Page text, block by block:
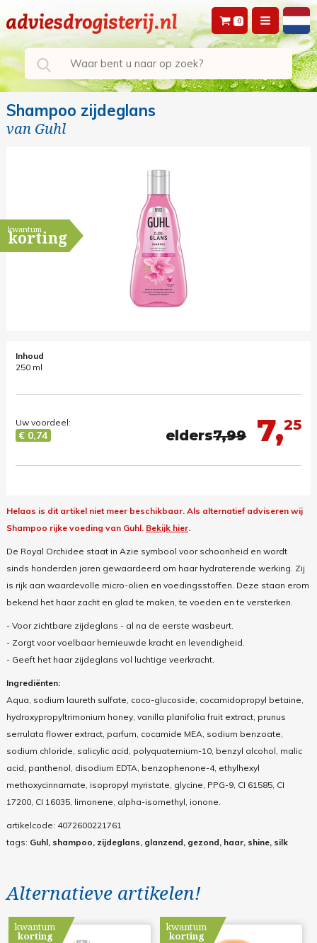
0
Shampoo zijdeglans
van Guhl
kwantum
korting
Inhoud
250 ml
7,25
elders7,99
Uw voordeel:
€ 0,74
Helaas is dit artikel niet meer beschikbaar. Als alternatief adviseren wij
Shampoo rijke voeding van Guhl. Bekijk hier.
De Royal Orchidee staat in Azie symbool voor schoonheid en wordt
sinds honderden jaren gewaardeerd om haar hydraterende werking. Zij
is rijk aan waardevolle micro-olien en voedingsstoffen. Deze staan erom
bekend het haar zacht en glad te maken, te voeden en te versterken.
- Voor zichtbare zijdeglans - al na de eerste wasbeurt.
- Zorgt voor voelbaar hernieuwde kracht en levendigheid.
- Geeft het haar zijdeglans vol luchtige veerkracht.
Ingrediënten:
Aqua, sodium laureth sulfate, coco-glucoside, cocamidopropyl betaine,
hydroxypropyltrimonium honey, vanilla planifolia fruit extract, prunus
serrulata flower extract, parfum, cocamide MEA, sodium benzoate,
sodium chloride, salicylic acid, polyquaternium-10, benzyl alcohol, malic
acid, panthenol, disodium EDTA, benzophenone-4, ethylhexyl
methoxycinnamate, isopropyl myristate, glycine, PPG-9, CI 61585, CI
17200, CI 16035, limonene, alpha-isomethyl, ionone.
artikelcode: 4072600221761
tags: Guhl, shampoo, zijdeglans, glanzend, gezond, haar, shine, silk
Alternatieve artikelen!
kwantum
korting
kwantum
korting